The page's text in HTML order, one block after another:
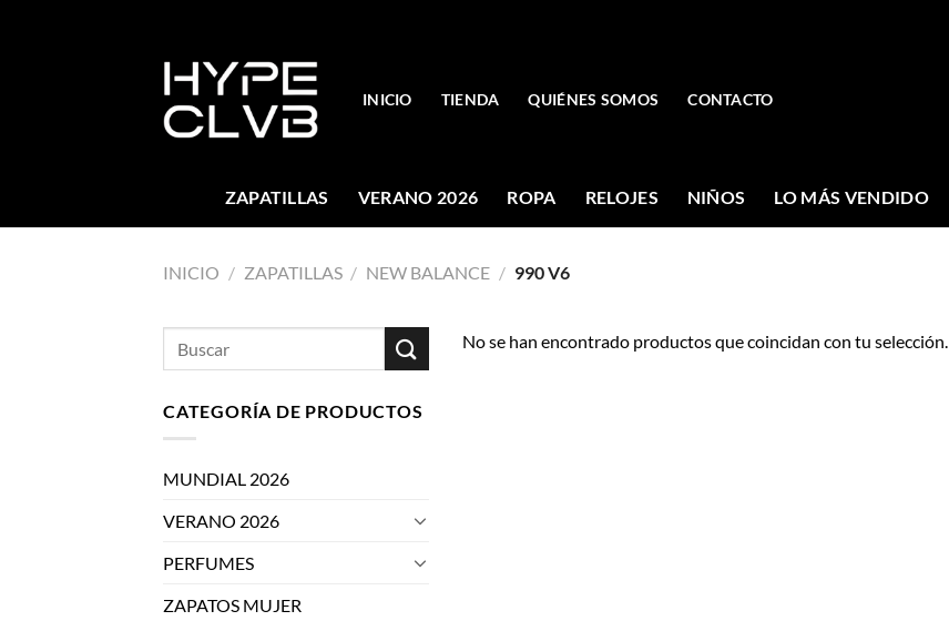
INICIO TIENDA QUIÉNES SOMOS CONTACTO
ZAPATILLAS VERANO 2026 ROPA RELOJES NIÑOS LO MÁS VENDIDO
INICIO / ZAPATILLAS / NEW BALANCE / 990 V6
CATEGORÍA DE PRODUCTOS
MUNDIAL 2026
VERANO 2026
PERFUMES
ZAPATOS MUJER
No se han encontrado productos que coincidan con tu selección.